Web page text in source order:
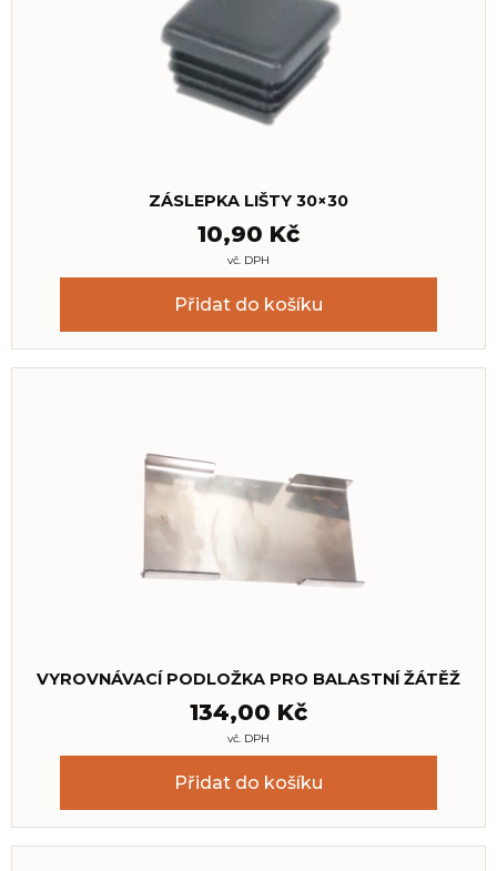
ZÁSLEPKA LIŠTY 30×30
10,90 Kč
vč. DPH
Přidat do košíku
VYROVNÁVACÍ PODLOŽKA PRO BALASTNÍ ŽÁTĚŽ
134,00 Kč
vč. DPH
Přidat do košíku